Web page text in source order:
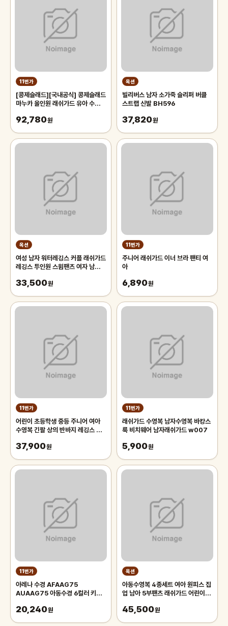
11번가
[콩제슬래드][국내공식] 콩제슬래드
마누카 올인원 래쉬가드 유아 수영복
92,780원
옥션
빌리버스 남자 소가죽 슬리퍼 버클
스트랩 신발 BH596
37,820원
옥션
여성 남자 워터레깅스 커플 래쉬가드
레깅스 투인원 스윔팬츠 여자 남성
33,500원
11번가
주니어 래쉬가드 이너 브라 팬티 여
아
6,890원
11번가
어린이 초등학생 중등 주니어 여아
수영복 긴팔 상의 반바지 레깅스 3
37,900원
11번가
래쉬가드 수영복 남자수영복 바캉스
룩 비치웨어 남자래쉬가드 w007
5,900원
11번가
아레나 수경 AFAAG75
AUAAG75 아동수경 6컬러 키즈
20,240원
옥션
아동수영복 4종세트 여아 원피스 집
업 남아 5부팬츠 래쉬가드 어린이 주
45,500원